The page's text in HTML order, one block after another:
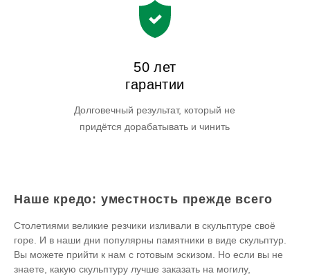
50 лет
гарантии
Долговечный результат, который не
придётся дорабатывать и чинить
Наше кредо: уместность прежде всего
Столетиями великие резчики изливали в скульптуре своё
горе. И в наши дни популярны памятники в виде скульптур.
Вы можете прийти к нам с готовым эскизом. Но если вы не
знаете, какую скульптуру лучше заказать на могилу,